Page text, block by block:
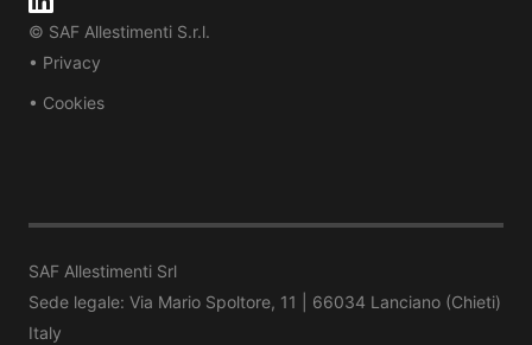
© SAF Allestimenti S.r.l.
• Privacy
• Cookies
SAF Allestimenti Srl
Sede legale: Via Mario Spoltore, 11 | 66034 Lanciano (Chieti)
Italy